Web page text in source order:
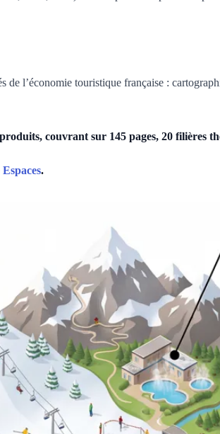
l’économie touristique française :
couvrant sur 145 pages, 20 filières
.